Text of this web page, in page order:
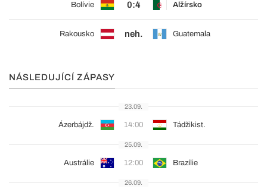
Bolívie 0:4 Alžírsko
Rakousko neh. Guatemala
NÁSLEDUJÍCÍ ZÁPASY
23.09.
Ázerbájdž. 14:00 Tádžikist.
25.09.
Austrálie 12:00 Brazílie
26.09.